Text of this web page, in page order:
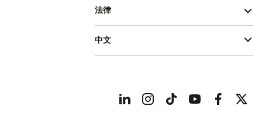
法律
中文